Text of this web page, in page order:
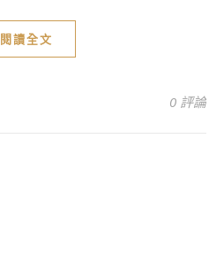
閱讀全文
0 評論